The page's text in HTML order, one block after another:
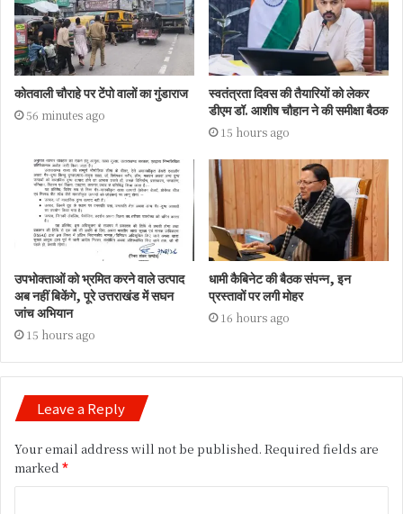
कोतवाली चौराहे पर टेंपो वालों का गुंडाराज
56 minutes ago
स्वतंत्रता दिवस की तैयारियों को लेकर
डीएम डॉ. आशीष चौहान ने की समीक्षा बैठक
15 hours ago
उपभोक्ताओं को भ्रमित करने वाले उत्पाद
अब नहीं बिकेंगे, पूरे उत्तराखंड में सघन
जांच अभियान
15 hours ago
धामी कैबिनेट की बैठक संपन्न, इन
प्रस्तावों पर लगी मोहर
16 hours ago
Leave a Reply
Your email address will not be published. Required fields are
marked *